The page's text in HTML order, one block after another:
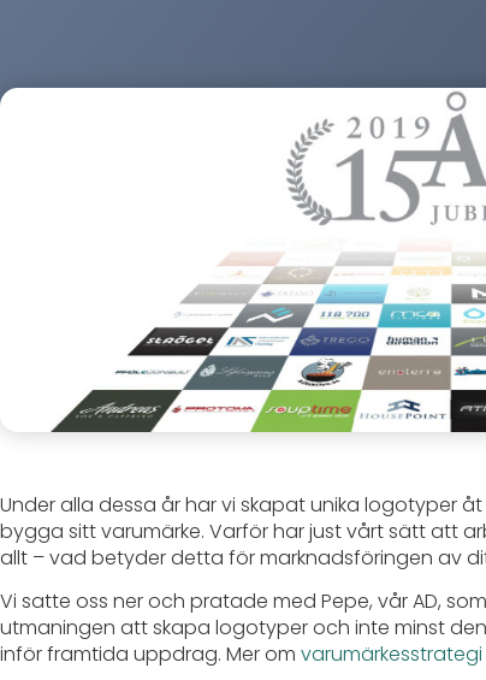
Under alla dessa år har vi skapat unika logotyper
bygga sitt varumärke. Varför har just vårt sätt att
allt – vad betyder detta för marknadsföringen av
Vi satte oss ner och pratade med Pepe, vår AD,
utmaningen att skapa logotyper och inte minst
inför framtida uppdrag. Mer om